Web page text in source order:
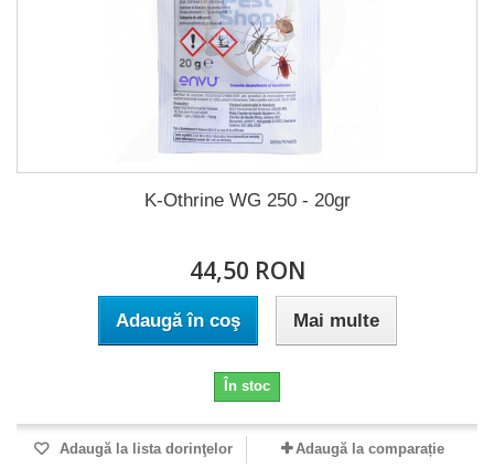
K-Othrine WG 250 - 20gr
44,50 RON
Adaugă în coş Mai multe
În stoc
Adaugă la lista dorinţelor Adaugă la comparație